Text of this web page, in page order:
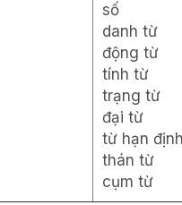
số
danh từ
động từ
tính từ
trạng từ
đại từ
từ hạn định
thán từ
cụm từ